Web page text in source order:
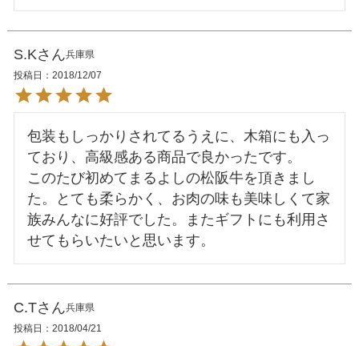
S.K
兵庫県
投稿日
2018/12/07
包装もしっかりされてるうえに、木箱にも入っ
ており、高級感ある商品で良かったです。
このたび初めてまるよしの松阪牛を頂きまし
た。とても柔らかく、お肉の味も美味しくて家
族みんなに好評でした。またギフトにも利用さ
C.T
兵庫県
投稿日
2018/04/21